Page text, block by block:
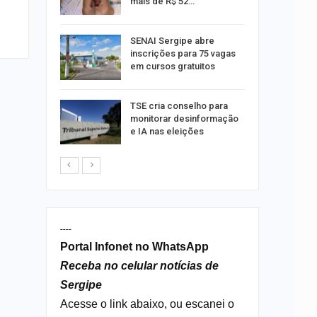
SENAI Sergipe abre
inscrições para 75 vagas
em cursos gratuitos
TSE cria conselho para
monitorar desinformação
e IA nas eleições
----
Portal Infonet no WhatsApp
Receba no celular notícias de
Sergipe
Acesse o link abaixo, ou escanei o